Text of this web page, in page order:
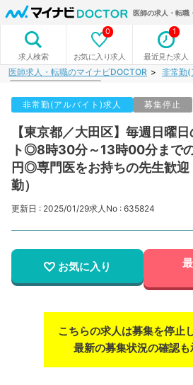
医師の求人・転職
求人検索 お気に入り求人
0
最近見た求人
1
医師求人・転職のマイナビDOCTOR 非常勤(
非常勤(アルバイト)求人 募集停止
【東京都／大田区】毎週日曜
ト◎8時30分～13時00分まで
円◎専門医をお持ちの先生歓
勤）
更新日 : 2025/01/29求人No : 635824
お気に入り
こちらの求人は募集を停止
最新の募集状況の確認も